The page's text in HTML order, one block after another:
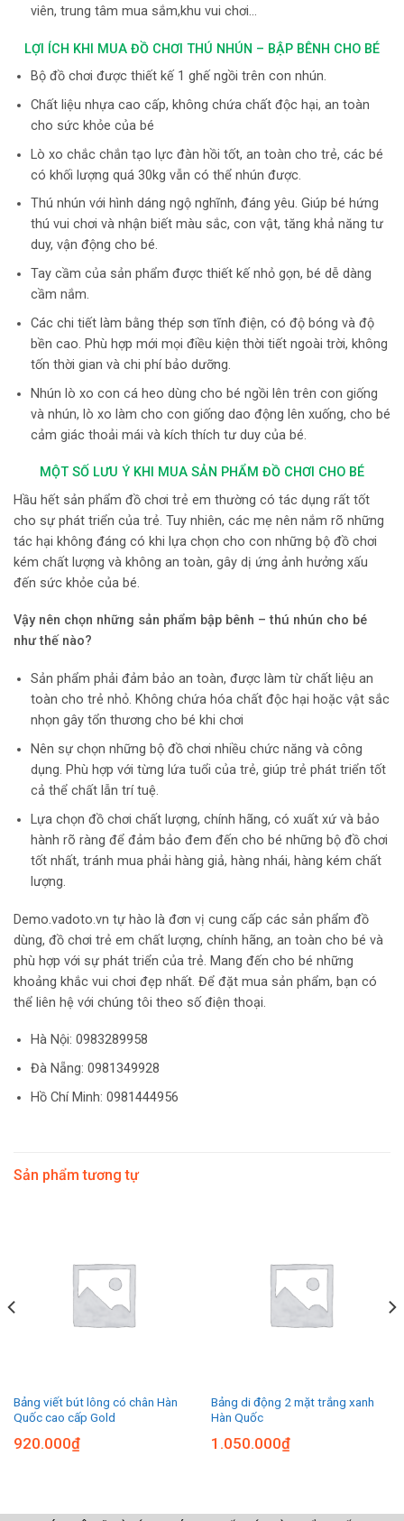
viên, trung tâm mua sắm,khu vui chơi…
LỢI ÍCH KHI MUA ĐỒ CHƠI THÚ NHÚN – BẬP BÊNH CHO BÉ
Bộ đồ chơi được thiết kế 1 ghế ngồi trên con nhún.
Chất liệu nhựa cao cấp, không chứa chất độc hại, an toàn
cho sức khỏe của bé
Lò xo chắc chắn tạo lực đàn hồi tốt, an toàn cho trẻ, các bé
có khối lượng quá 30kg vẫn có thể nhún được.
Thú nhún với hình dáng ngộ nghĩnh, đáng yêu. Giúp bé hứng
thú vui chơi và nhận biết màu sắc, con vật, tăng khả năng tư
duy, vận động cho bé.
Tay cầm của sản phẩm được thiết kế nhỏ gọn, bé dễ dàng
cầm nắm.
Các chi tiết làm bằng thép sơn tĩnh điện, có độ bóng và độ
bền cao. Phù hợp mới mọi điều kiện thời tiết ngoài trời, không
tốn thời gian và chi phí bảo dưỡng.
Nhún lò xo con cá heo dùng cho bé ngồi lên trên con giống
và nhún, lò xo làm cho con giống dao động lên xuống, cho bé
cảm giác thoải mái và kích thích tư duy của bé.
MỘT SỐ LƯU Ý KHI MUA SẢN PHẨM ĐỒ CHƠI CHO BÉ
Hầu hết sản phẩm đồ chơi trẻ em thường có tác dụng rất tốt
cho sự phát triển của trẻ. Tuy nhiên, các mẹ nên nắm rõ những
tác hại không đáng có khi lựa chọn cho con những bộ đồ chơi
kém chất lượng và không an toàn, gây dị ứng ảnh hưởng xấu
đến sức khỏe của bé.
Vậy nên chọn những sản phẩm bập bênh – thú nhún cho bé
như thế nào?
Sản phẩm phải đảm bảo an toàn, được làm từ chất liệu an
toàn cho trẻ nhỏ. Không chứa hóa chất độc hại hoặc vật sắc
nhọn gây tổn thương cho bé khi chơi
Nên sự chọn những bộ đồ chơi nhiều chức năng và công
dụng. Phù hợp với từng lứa tuổi của trẻ, giúp trẻ phát triển tốt
cả thể chất lẫn trí tuệ.
Lựa chọn đồ chơi chất lượng, chính hãng, có xuất xứ và bảo
hành rõ ràng để đảm bảo đem đến cho bé những bộ đồ chơi
tốt nhất, tránh mua phải hàng giả, hàng nhái, hàng kém chất
lượng.
Demo.vadoto.vn tự hào là đơn vị cung cấp các sản phẩm đồ
dùng, đồ chơi trẻ em chất lượng, chính hãng, an toàn cho bé và
phù hợp với sự phát triển của trẻ. Mang đến cho bé những
khoảng khắc vui chơi đẹp nhất. Để đặt mua sản phẩm, bạn có
thể liên hệ với chúng tôi theo số điện thoại.
Hà Nội: 0983289958
Đà Nẵng: 0981349928
Hồ Chí Minh: 0981444956
Sản phẩm tương tự
Bảng viết bút lông có chân Hàn
Quốc cao cấp Gold
920.000₫
Bảng di động 2 mặt trắng xanh
Hàn Quốc
1.050.000₫